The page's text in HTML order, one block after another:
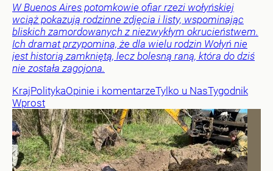
W Buenos Aires potomkowie ofiar rzezi wołyńskiej
wciąż pokazują rodzinne zdjęcia i listy, wspominając
bliskich zamordowanych z niezwykłym okrucieństwem.
Ich dramat przypomina, że dla wielu rodzin Wołyń nie
jest historią zamkniętą, lecz bolesną raną, która do dziś
nie została zagojona.
KrajPolitykaOpinie i komentarzeTylko u NasTygodnik
Wprost